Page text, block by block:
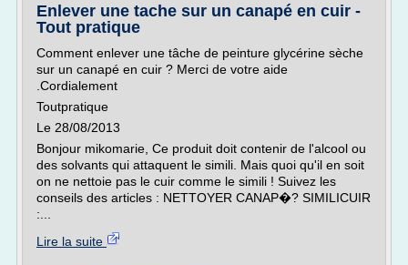
Enlever une tache sur un canapé en cuir -
Tout pratique
Comment enlever une tâche de peinture glycérine sèche
sur un canapé en cuir ? Merci de votre aide
.Cordialement
Toutpratique
Le 28/08/2013
Bonjour mikomarie, Ce produit doit contenir de l'alcool ou
des solvants qui attaquent le simili. Mais quoi qu'il en soit
on ne nettoie pas le cuir comme le simili ! Suivez les
conseils des articles : NETTOYER CANAP�? SIMILICUIR
:...
Lire la suite